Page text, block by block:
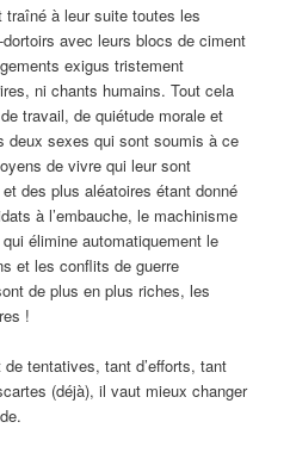
traîné à leur suite toutes les
avec leurs blocs de ciment
exigus tristement
ni chants humains. Tout cela
travail, de quiétude morale et
deux sexes qui sont soumis à ce
de vivre qui leur sont
des plus aléatoires étant donné
à l’embauche, le machinisme
élimine automatiquement le
et les conflits de guerre
de plus en plus riches, les
!
tentatives, tant d’efforts, tant
(déjà), il vaut mieux changer